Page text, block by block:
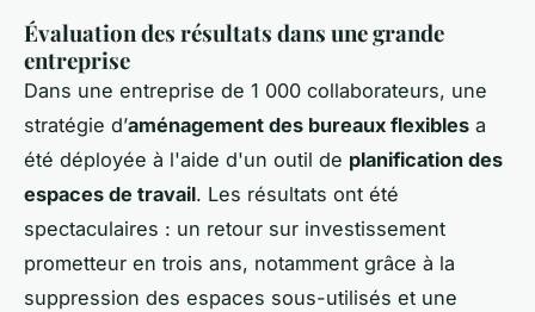
Évaluation des résultats dans une grande
entreprise
Dans une entreprise de 1 000 collaborateurs, une
stratégie d’aménagement des bureaux flexibles a
été déployée à l'aide d'un outil de planification des
espaces de travail. Les résultats ont été
spectaculaires : un retour sur investissement
prometteur en trois ans, notamment grâce à la
suppression des espaces sous-utilisés et une